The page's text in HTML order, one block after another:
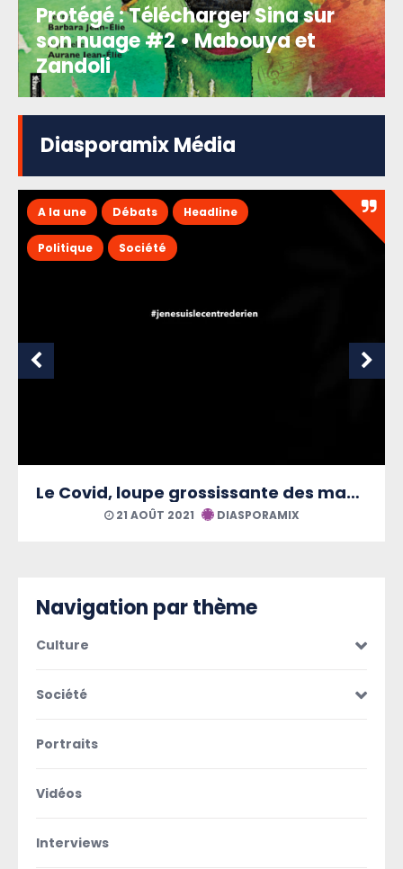
Protégé : Télécharger Sina sur
son nuage #2 • Mabouya et
Zandoli
Diasporamix Média
A la une Débats Headline
Politique Société
Le Covid, loupe grossissante des maux martiniquais
21 AOÛT 2021 DIASPORAMIX
Navigation par thème
Culture
Société
Portraits
Vidéos
Interviews